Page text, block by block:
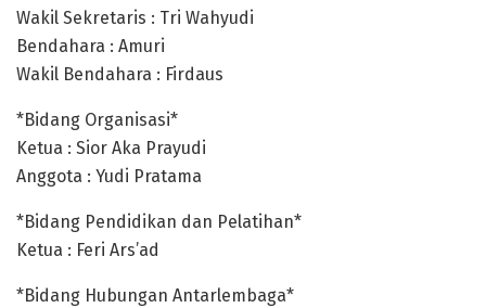
Wakil Sekretaris : Tri Wahyudi
Bendahara : Amuri
Wakil Bendahara : Firdaus
*Bidang Organisasi*
Ketua : Sior Aka Prayudi
Anggota : Yudi Pratama
*Bidang Pendidikan dan Pelatihan*
Ketua : Feri Ars’ad
*Bidang Hubungan Antarlembaga*